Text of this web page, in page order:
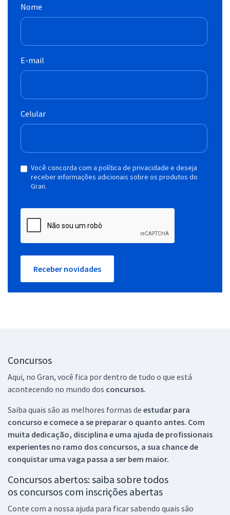
Nome
E-mail
Celular
Você concorda com a política de privacidade e deseja
receber informações adicionais sobre os produtos do
Gran.
Receber novidades
Concursos
Aqui, no Gran, você fica por dentro de tudo o que está
acontecendo no mundo dos concursos.
Saiba quais são as melhores formas de estudar para
concurso e comece a se preparar o quanto antes. Com
muita dedicação, disciplina e uma ajuda de profissionais
experientes no ramo dos concursos, a sua chance de
conquistar uma vaga passa a ser bem maior.
Concursos abertos: saiba sobre todos
os concursos com inscrições abertas
Conte com a nossa ajuda para ficar sabendo quais são